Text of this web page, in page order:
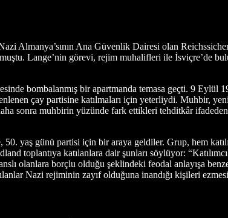
Almanya’sının Ana Güvenlik Dairesi olan
Lange’nin görevi, rejim muhalifleri ile İsviçre’de
bombalanmış bir apartmanda temasa geçti. 9 Eylül
çay partisine katılmaları için yeterliydi. Muhbir,
sonra muhbirin yüzünde fark ettikleri tehditkâr
yaş günü partisi için bir araya geldiler. Grup, hem
toplantıya katılanlara dair şunları söylüyor:
olanlara borçlu olduğu şeklindeki feodal anlayışa
Nazi rejiminin zayıf olduğuna inandığı kişileri